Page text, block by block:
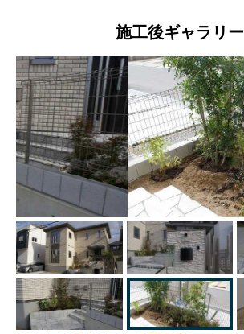
施工後ギャラリー